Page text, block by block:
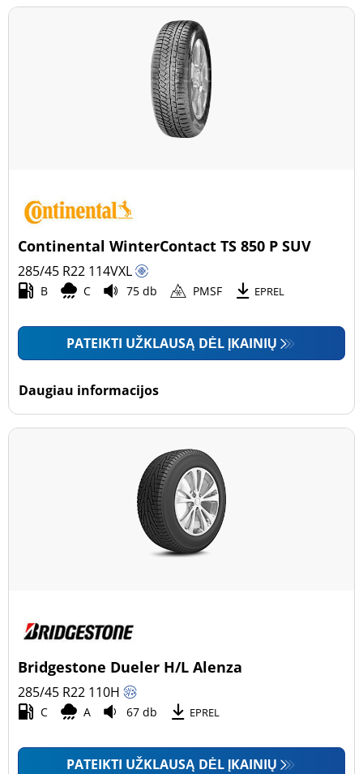
Continental WinterContact TS 850 P SUV
285/45 R22 114VXL
B C 75 db PMSF EPREL
PATEIKTI UŽKLAUSĄ DĖL ĮKAINIŲ
Daugiau informacijos
Bridgestone Dueler H/L Alenza
285/45 R22 110H
C A 67 db EPREL
PATEIKTI UŽKLAUSĄ DĖL ĮKAINIŲ